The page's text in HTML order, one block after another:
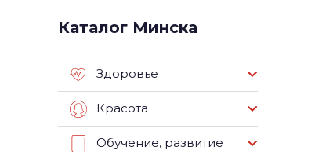
Каталог Минска
Здоровье
Красота
Обучение, развитие